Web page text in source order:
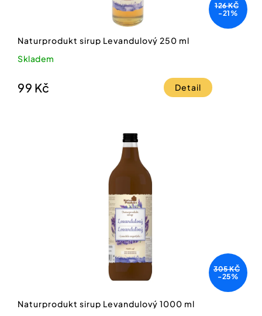
126 KČ
-21%
Naturprodukt sirup Levandulový 250 ml
Skladem
99 Kč Detail
305 KČ
-25%
Naturprodukt sirup Levandulový 1000 ml